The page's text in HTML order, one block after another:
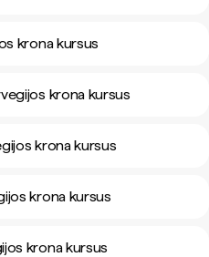
krona kursus
krona kursus
krona kursus
krona kursus
krona kursus